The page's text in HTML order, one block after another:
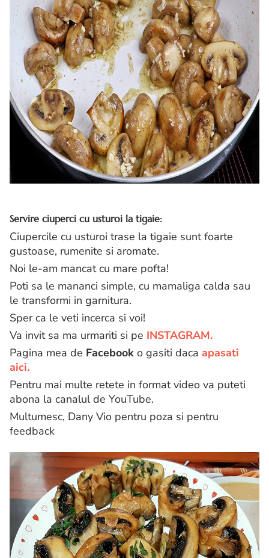
Servire ciuperci cu usturoi la tigaie:
Ciupercile cu usturoi trase la tigaie sunt foarte
gustoase, rumenite si aromate.
Noi le-am mancat cu mare pofta!
Poti sa le mananci simple, cu mamaliga calda sau
le transformi in garnitura.
Sper ca le veti incerca si voi!
Va invit sa ma urmariti si pe INSTAGRAM.
Pagina mea de Facebook o gasiti daca apasati
aici.
Pentru mai multe retete in format video va puteti
abona la canalul de YouTube.
Multumesc, Dany Vio pentru poza si pentru
feedback